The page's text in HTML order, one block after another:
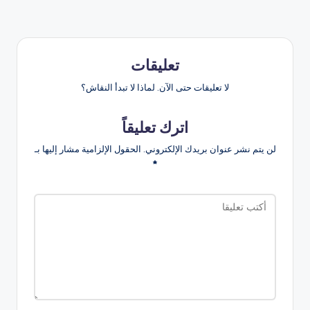
تعليقات
لا تعليقات حتى الآن. لماذا لا تبدأ النقاش؟
اترك تعليقاً
لن يتم نشر عنوان بريدك الإلكتروني. الحقول الإلزامية مشار إليها بـ
*